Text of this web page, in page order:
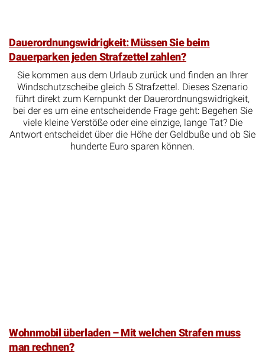
Dauerordnungswidrigkeit: Müssen Sie beim
Dauerparken jeden Strafzettel zahlen?
Sie kommen aus dem Urlaub zurück und finden an Ihrer
Windschutzscheibe gleich 5 Strafzettel. Dieses Szenario
führt direkt zum Kernpunkt der Dauerordnungswidrigkeit,
bei der es um eine entscheidende Frage geht: Begehen Sie
viele kleine Verstöße oder eine einzige, lange Tat? Die
Antwort entscheidet über die Höhe der Geldbuße und ob Sie
hunderte Euro sparen können.
Wohnmobil überladen – Mit welchen Strafen muss
man rechnen?